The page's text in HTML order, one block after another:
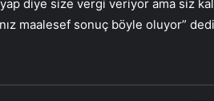
diye size vergi veriyor ama siz
maalesef sonuç böyle oluyor”